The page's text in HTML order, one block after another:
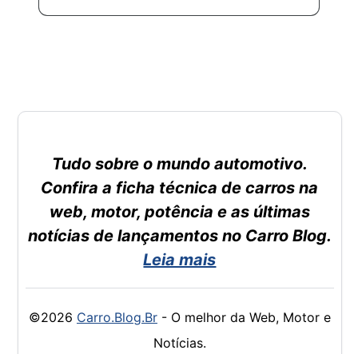
Tudo sobre o mundo automotivo.
Confira a ficha técnica de carros na
web, motor, potência e as últimas
notícias de lançamentos no Carro Blog.
Leia mais
©2026 Carro.Blog.Br- O melhor da Web, Motor e
Notícias.